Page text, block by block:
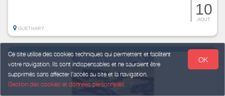
Ce site utilise des cookies techniques qui permettent et facilitent
votre navigation. Ils sont indispensables et ne sauraient être
supprimés sans affecter l’accès au site et la navigation.
Gestion des cookies et données personnelles
OK
10
AOUT
GUETHARY